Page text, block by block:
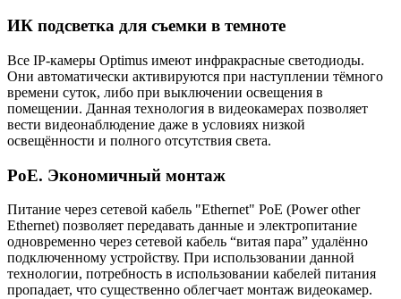
ИК подсветка для съемки в темноте
Все IP-камеры Optimus имеют инфракрасные светодиоды.
Они автоматически активируются при наступлении тёмного
времени суток, либо при выключении освещения в
помещении. Данная технология в видеокамерах позволяет
вести видеонаблюдение даже в условиях низкой
освещённости и полного отсутствия света.
PoE. Экономичный монтаж
Питание через сетевой кабель "Ethernet" PoE (Power other
Ethernet) позволяет передавать данные и электропитание
одновременно через сетевой кабель “витая пара” удалённо
подключенному устройству. При использовании данной
технологии, потребность в использовании кабелей питания
пропадает, что существенно облегчает монтаж видеокамер.